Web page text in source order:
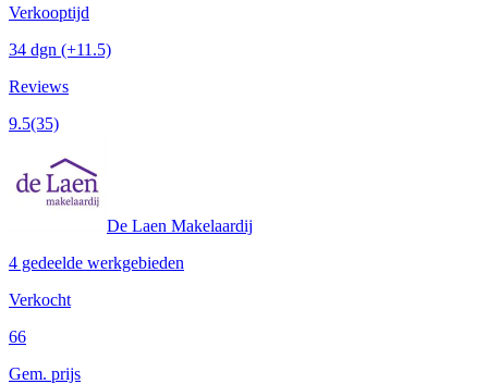
Verkooptijd
34 dgn (+11.5)
Reviews
9.5(35)
De Laen Makelaardij
4 gedeelde werkgebieden
Verkocht
66
Gem. prijs